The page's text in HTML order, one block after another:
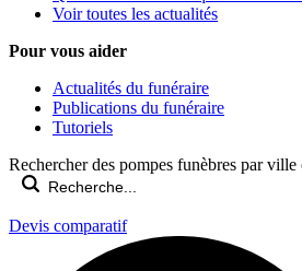
Voir toutes les actualités
Pour vous aider
Actualités du funéraire
Publications du funéraire
Tutoriels
Rechercher des pompes funèbres par ville
Devis comparatif